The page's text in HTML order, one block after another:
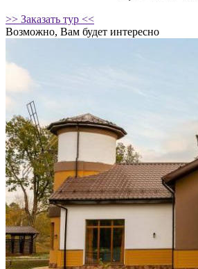
>> Заказать тур <<
Возможно, Вам будет интересно